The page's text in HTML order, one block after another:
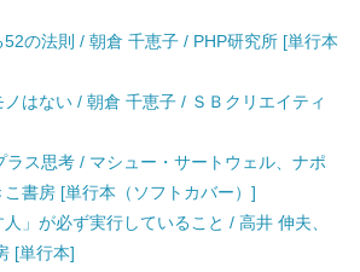
の法則 / 朝倉 千恵子 / PHP研究所 [単行本
はない / 朝倉 千恵子 / ＳＢクリエイティ
ラス思考 / マシュー・サートウェル、ナポ
書房 [単行本（ソフトカバー）]
」が必ず実行していること / 高井 伸夫、
[単行本]